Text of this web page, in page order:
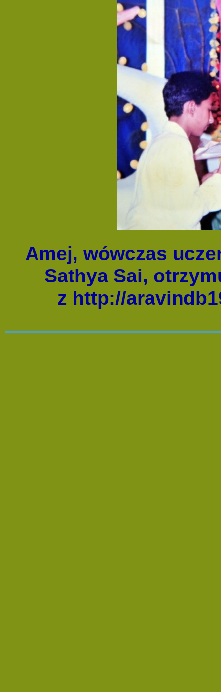
Amej, wówczas
Sathya Sai,
z http://